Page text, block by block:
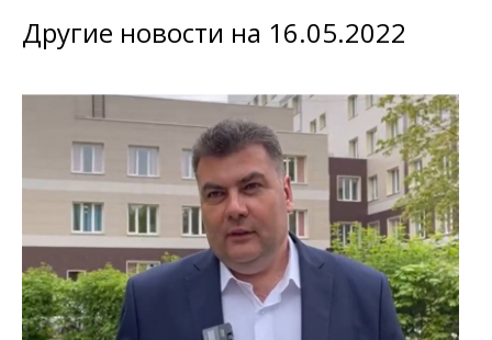
Другие новости на 16.05.2022